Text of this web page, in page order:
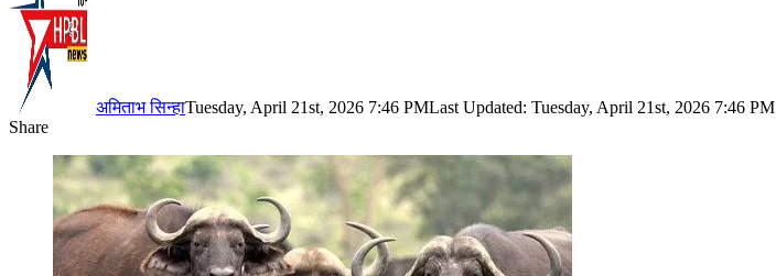
अमिताभ सिन्हाTuesday, April 21st, 2026 7:46 PMLast Updated: Tuesday, April 21st, 2026 7:46 PM
Share